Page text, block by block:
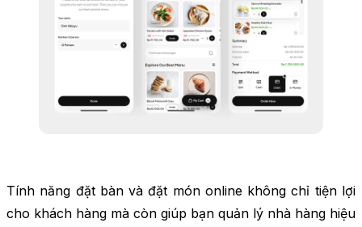
Tính năng đặt bàn và đặt món online không chỉ tiện lợi
cho khách hàng mà còn giúp bạn quản lý nhà hàng hiệu